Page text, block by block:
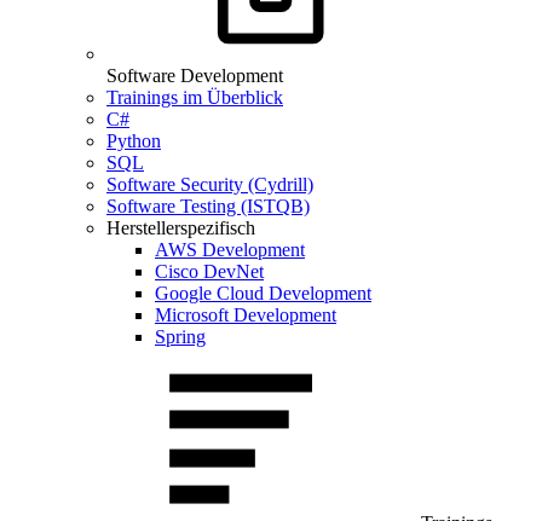
Software Development
Trainings im Überblick
C#
Python
SQL
Software Security (Cydrill)
Software Testing (ISTQB)
Herstellerspezifisch
AWS Development
Cisco DevNet
Google Cloud Development
Microsoft Development
Spring